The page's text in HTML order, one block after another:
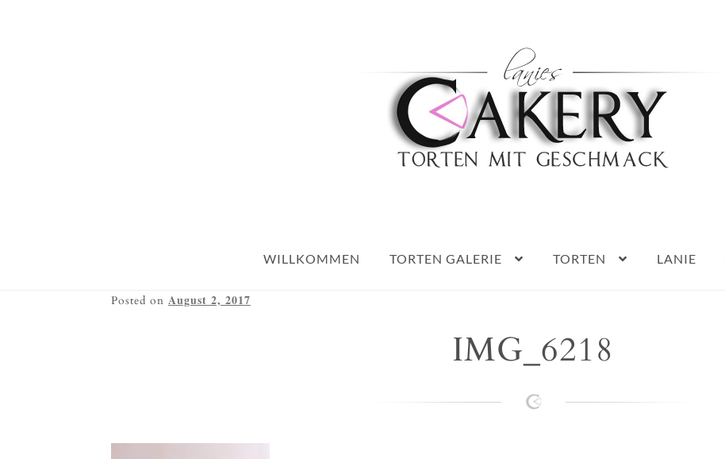
WILLKOMMEN TORTEN GALERIE TORTEN LANIE
Posted onAugust 2, 2017
IMG_6218